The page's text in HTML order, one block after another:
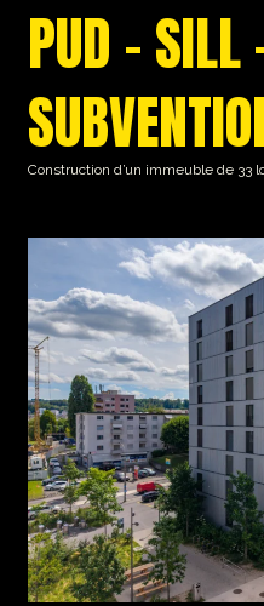
PUD – SILL
Construction d’un immeuble de 33